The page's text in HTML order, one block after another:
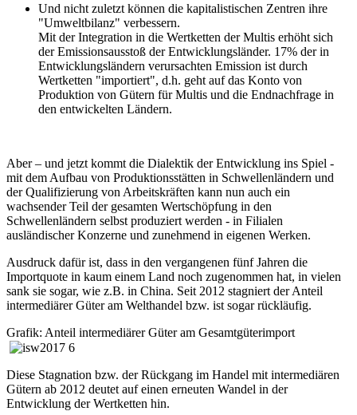
Und nicht zuletzt können die kapitalistischen Zentren ihre
"Umweltbilanz" verbessern.
Mit der Integration in die Wertketten der Multis erhöht sich
der Emissionsausstoß der Entwicklungsländer. 17% der in
Entwicklungsländern verursachten Emission ist durch
Wertketten "importiert", d.h. geht auf das Konto von
Produktion von Gütern für Multis und die Endnachfrage in
den entwickelten Ländern.
Aber – und jetzt kommt die Dialektik der Entwicklung ins Spiel -
mit dem Aufbau von Produktionsstätten in Schwellenländern und
der Qualifizierung von Arbeitskräften kann nun auch ein
wachsender Teil der gesamten Wertschöpfung in den
Schwellenländern selbst produziert werden - in Filialen
ausländischer Konzerne und zunehmend in eigenen Werken.
Ausdruck dafür ist, dass in den vergangenen fünf Jahren die
Importquote in kaum einem Land noch zugenommen hat, in vielen
sank sie sogar, wie z.B. in China. Seit 2012 stagniert der Anteil
intermediärer Güter am Welthandel bzw. ist sogar rückläufig.
Grafik: Anteil intermediärer Güter am Gesamtgüterimport
Diese Stagnation bzw. der Rückgang im Handel mit intermediären
Gütern ab 2012 deutet auf einen erneuten Wandel in der
Entwicklung der Wertketten hin.